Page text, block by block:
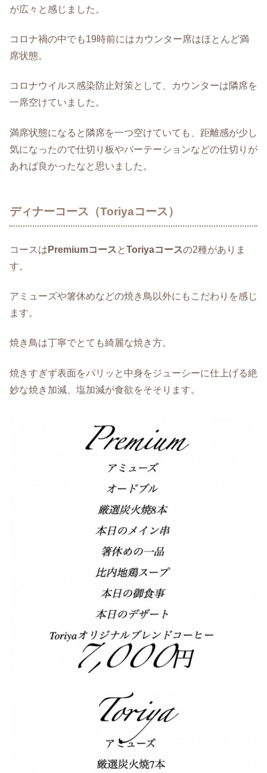
が広々と感じました。
コロナ禍の中でも19時前にはカウンター席はほとんど満
席状態。
コロナウイルス感染防止対策として、カウンターは隣席を
一席空けていました。
満席状態になると隣席を一つ空けていても、距離感が少し
気になったので仕切り板やパーテーションなどの仕切りが
あれば良かったなと思いました。
ディナーコース（Toriyaコース）
コースは PremiumコースとToriyaコースの2種がありま
す。
アミューズや箸休めなどの焼き鳥以外にもこだわりを感じ
ます。
焼き鳥は丁寧でとても綺麗な焼き方。
焼きすぎず表面をパリッと中身をジューシーに仕上げる絶
妙な焼き加減、塩加減が食欲をそそります。